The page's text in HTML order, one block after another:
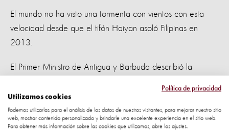
El mundo no ha visto una tormenta con vientos con esta
velocidad desde que el tifón Haiyan asoló Filipinas en
2013.
El Primer Ministro de Antigua y Barbuda describió la
las estructuras de la isla están dañadas o destruidas.
Steven Clegg, nuestro gerente de respuesta internacional,
Política de privacidad
Utilizamos cookies
Podemos utilizarlas para el análisis de los datos de nuestros visitantes, para mejorar nuestro sitio
web, mostrar contenido personalizado y brindarle una excelente experiencia en el sitio web.
Para obtener más información sobre las cookies que utilizamos, abre los ajustes.